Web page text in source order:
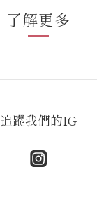
了解更多
追蹤我們的IG